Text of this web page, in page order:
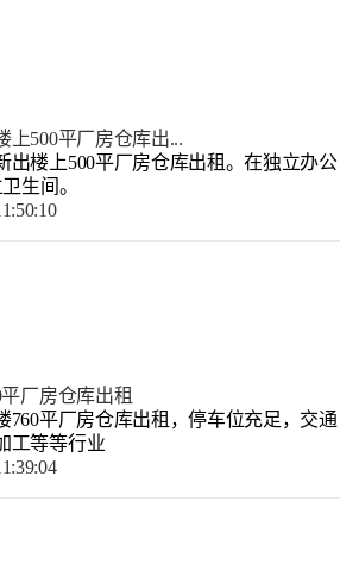
上500平厂房仓库出...
出楼上500平厂房仓库出租。在独立办公
生间。
厂房仓库出租
760平厂房仓库出租，停车位充足，交通
工等等行业